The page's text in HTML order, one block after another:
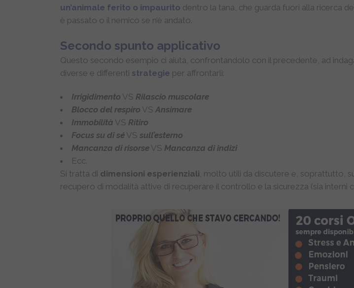
un’animale ferito o impaurito dentro la tana, che guarda fuori alla ricerca
è passato o il nemico se n’è andato.
Secondo spunto applicativo
Questo secondo esempio ci aiuta, confrontandolo con il precedente, ad
diverse e differenti strategie per affrontarli:
Irrigidimento VS Rilascio muscolare
Blocco del respiro VS Ansimare
Immobilità VS Ritiro
Focus su di sé VS sull’esterno
Mancanza di risorse VS Mancanza di indizi
Ecc.
Si tratta di dimensioni esperienziali , molto utili da discutere e, soprattutto,
recupero di modalità attive di recuperare il controllo e la sicurezza (sia interni